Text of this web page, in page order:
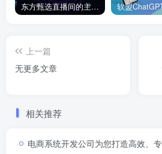
东方甄选直播间的主播董宇辉在卖玉米时称“918是好日子”，此事引发网络热议。
上一篇
无更多文章
相关推荐
电商系统开发公司为您打造高效、